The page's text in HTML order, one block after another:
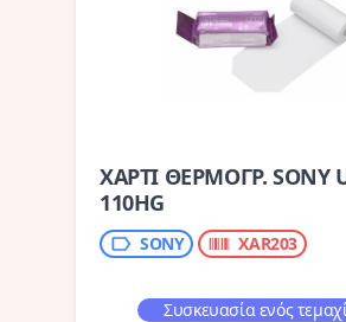
ΧΑΡΤΙ ΘΕΡΜΟΓΡ. SONY
110HG
SONY XAR203
Συσκευασία ενός